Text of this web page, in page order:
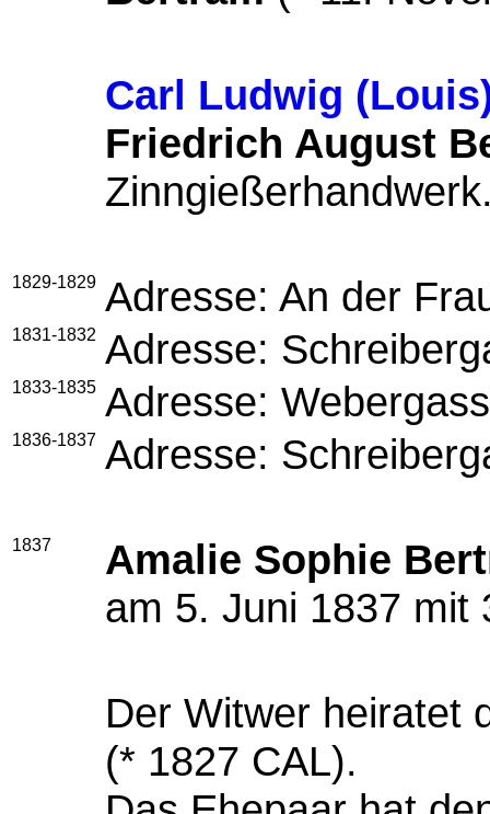
Carl Ludwig
Friedrich August
1829-1829 Adresse: An der
1831-1832 Adresse:
1833-1835 Adresse:
1836-1837 Adresse:
1837
Amalie Sophie
am 5. Juni 1837 mit
Der Witwer heiratet
(* 1827 CAL).